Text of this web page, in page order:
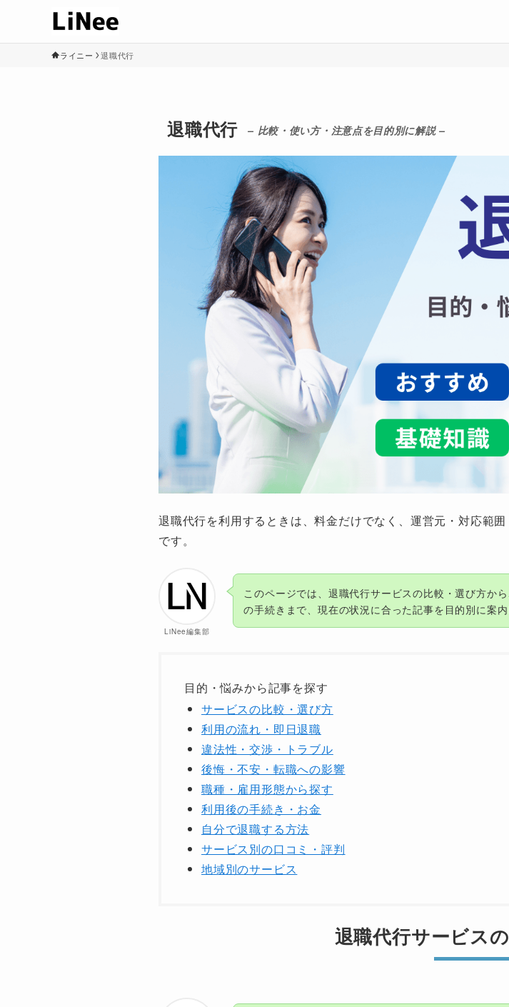
ライニー 退職代行
退職代行 – 比較・使い方・注意点を目的別に解説 –
退職代行を利用するときは、料金だけでなく、運営元・対応範
です。
LiNee編集部
このページでは、退職代行サービスの比較・選び方か
の手続きまで、現在の状況に合った記事を目的別に案内
目的・悩みから記事を探す
サービスの比較・選び方
利用の流れ・即日退職
違法性・交渉・トラブル
後悔・不安・転職への影響
職種・雇用形態から探す
利用後の手続き・お金
自分で退職する方法
サービス別の口コミ・評判
地域別のサービス
退職代行サービス